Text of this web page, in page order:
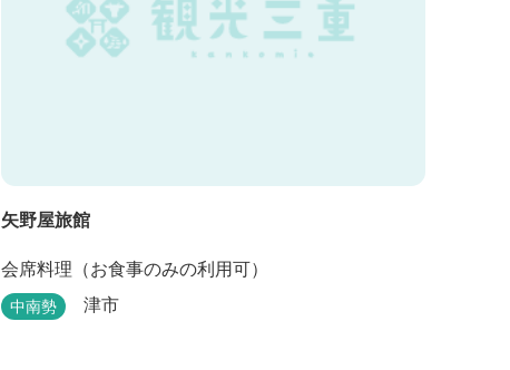
矢野屋旅館
会席料理（お食事のみの利用可）
中南勢 津市